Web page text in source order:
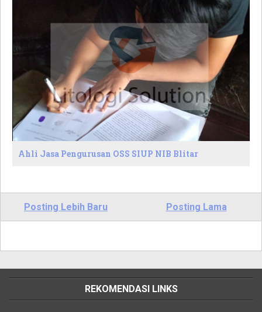
Ahli Jasa Pengurusan OSS SIUP NIB Blitar
Posting Lebih Baru Posting Lama
REKOMENDASI LINKS